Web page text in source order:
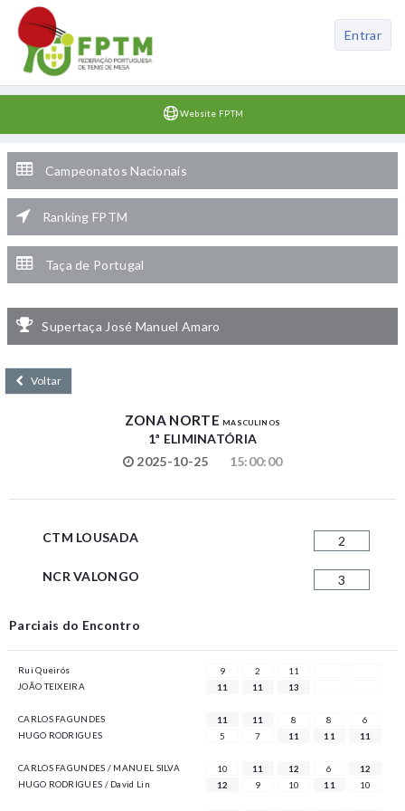
Website FPTM
Entrar
Campeonatos Nacionais
Ranking FPTM
Taça de Portugal
Supertaça José Manuel Amaro
Voltar
ZONA NORTEMASCULINOS
1ª ELIMINATÓRIA
2025-10-25
15:00:00
CTM LOUSADA 2
NCR VALONGO 3
Parciais do Encontro
Rui Queirós 9 2
11
JOÃO TEIXEIRA
11 11 13
CARLOS FAGUNDES 11 11 8 8
6
HUGO RODRIGUES
5 7 11 11 11
CARLOS FAGUNDES / MANUEL SILVA 10 11 12 6
12
HUGO RODRIGUES / David Lin
12 9 10 11 10